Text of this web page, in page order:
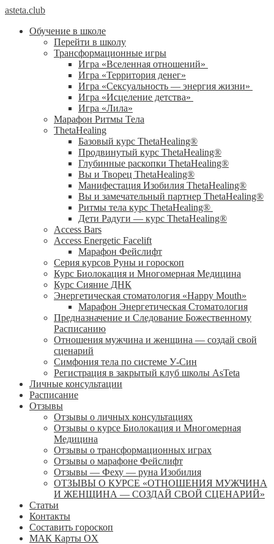
asteta.club
Обучение в школе
Перейти в школу
Трансформационные игры
Игра «Вселенная отношений»
Игра «Территория денег»
Игра «Сексуальность — энергия жизни»
Игра «Исцеление детства»
Игра «Лила»
Марафон Ритмы Тела
ThetaHealing
Базовый курс ThetaHealing®
Продвинутый курс ThetaHealing®
Глубинные раскопки ThetaHealing®
Вы и Творец ThetaHealing®
Манифестация Изобилия ThetaHealing®
Вы и замечательный партнер ThetaHealing®
Ритмы тела курс ThetaHealing®
Дети Радуги — курс ThetaHealing®
Access Bars
Access Energetic Facelift
Марафон Фейслифт
Серия курсов Руны и гороскоп
Курс Биолокация и Многомерная Медицина
Курс Сияние ДНК
Энергетическая стоматология «Happy Mouth»
Марафон Энергетическая Cтоматология
Предназначение и Следование Божественному
Расписанию
Отношения мужчина и женщина — создай свой
сценарий
Симфония тела по системе У-Син
Регистрация в закрытый клуб школы AsTeta
Личные консультации
Расписание
Отзывы
Отзывы о личных консультациях
Отзывы о курсе Биолокация и Многомерная
Медицина
Отзывы о трансформационных играх
Отзывы о марафоне Фейслифт
Отзывы — Феху — руна Изобилия
ОТЗЫВЫ О КУРСЕ «ОТНОШЕНИЯ МУЖЧИНА
И ЖЕНЩИНА — СОЗДАЙ СВОЙ СЦЕНАРИЙ»
Статьи
Контакты
Составить гороскоп
МАК Карты OХ